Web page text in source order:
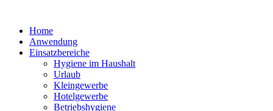
Home
Anwendung
Einsatzbereiche
Hygiene im Haushalt
Urlaub
Kleingewerbe
Hotelgewerbe
Betriebshygiene